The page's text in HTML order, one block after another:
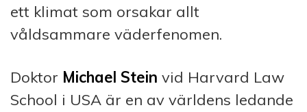
ett klimat som orsakar allt
våldsammare väderfenomen.
Doktor Michael Stein vid Harvard Law
School i USA är en av världens ledande